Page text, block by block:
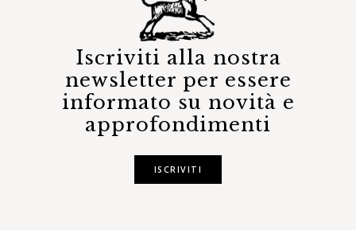
Iscriviti alla nostra
newsletter per essere
informato su novità e
approfondimenti
ISCRIVITI